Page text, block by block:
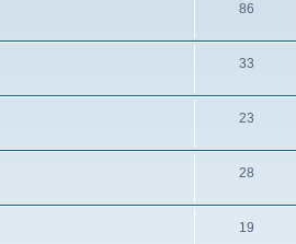
86
33
23
28
19